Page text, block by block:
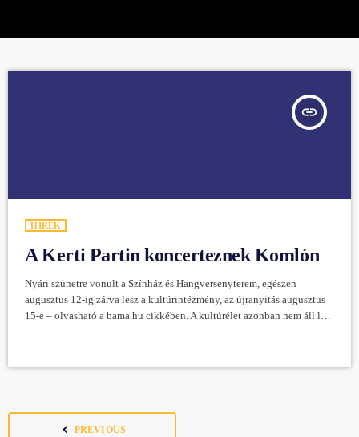
insert_link
HÍREK
A Kerti Partin koncerteznek Komlón
Nyári szünetre vonult a Színház és Hangversenyterem, egészen
augusztus 12-ig zárva lesz a kultúrintézmény, az újranyitás augusztus
15-e – olvasható a bama.hu cikkében. A kultúrélet azonban nem áll le a
navigate_before PREVIOUS